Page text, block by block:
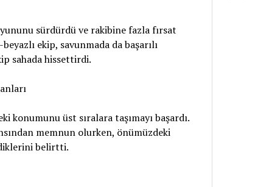
sürdürdü ve rakibine fazla fırsat
ekip, savunmada da başarılı
sahada hissettirdi.
konumunu üst sıralara taşımayı başardı.
memnun olurken, önümüzdeki
belirtti.